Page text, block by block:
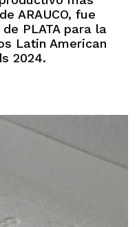
ARAUCO, fue
PLATA para la
Latin American
2024.